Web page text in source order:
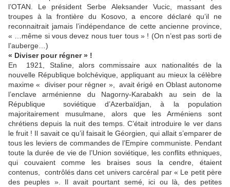
l’OTAN. Le président Serbe Aleksander Vucic, massant des
troupes à la frontière du Kosovo, a encore déclaré qu’il ne
reconnaitrait jamais l’indépendance de cette ancienne province,
« …même si vous devez nous tuer tous » ! (On n’est pas sorti de
l’auberge…)
« Diviser pour régner » !
En 1921, Staline, alors commissaire aux nationalités de la
nouvelle République bolchévique, appliquant au mieux la célèbre
maxime « diviser pour régner », avait érigé en Oblast autonome
l’enclave arménienne du Nagorny-Karabakh au sein de la
République soviétique d’Azerbaïdjan, à la population
majoritairement musulmane, alors que les Arméniens sont
chrétiens depuis la nuit des temps. C’était introduire le ver dans
le fruit ! Il savait ce qu’il faisait le Géorgien, qui allait s’emparer de
tous les leviers de commandes de l’Empire communiste. Pendant
toute la durée de vie de l’Union soviétique, les conflits ethniques,
qui couvaient comme les braises sous la cendre, étaient
contenus, contrôlés dans cet univers carcéral par « Le petit père
des peuples ». Il avait pourtant semé, ici ou là, des petites